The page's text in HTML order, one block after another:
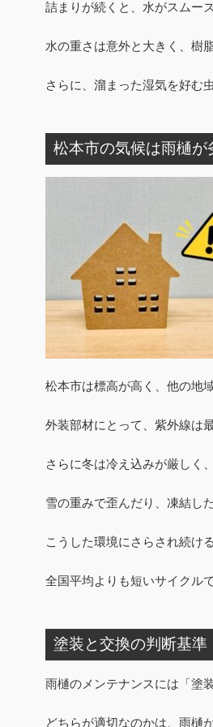
詰まりが続くと、水がスムー
水の重さは意外と大きく、樹
さらに、溜まった湿気を好む
松本市の気候は雨樋が
松本市は標高が高く、他の地
外装部材にとって、紫外線は
さらに冬は冷え込みが厳しく
雪の重みで歪んだり、凍結し
こうした環境にさらされ続け
全国平均よりも短いサイクル
塗装と交換の判断基準
雨樋のメンテナンスには「塗
どちらが適切なのかは、雨樋